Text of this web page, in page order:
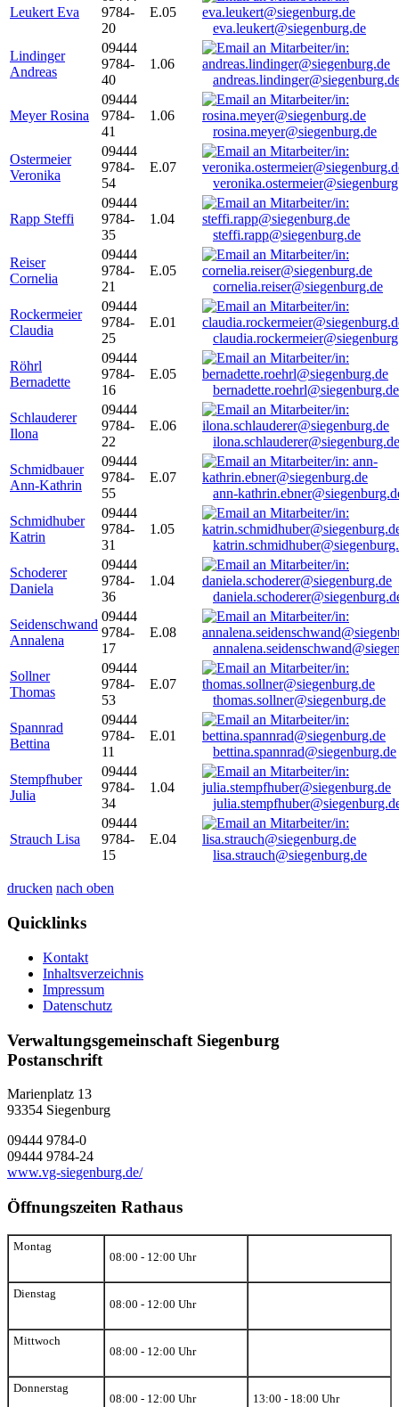
Leukert Eva
9784-
20
E.05
eva.leukert@siegenburg.de
Lindinger
Andreas
09444
9784-
40
1.06
Meyer Rosina
09444
9784-
41
1.06
rosina.meyer@siegenburg.de
Ostermeier
Veronika
09444
9784-
54
E.07
Rapp Steffi
09444
9784-
35
1.04
steffi.rapp@siegenburg.de
Reiser
Cornelia
09444
9784-
21
E.05
cornelia.reiser@siegenburg.de
Rockermeier
Claudia
09444
9784-
25
E.01
Röhrl
Bernadette
09444
9784-
16
E.05
bernadette.roehrl@siegenburg.de
Schlauderer
Ilona
09444
9784-
22
E.06
ilona.schlauderer@siegenburg.de
Schmidbauer
Ann-Kathrin
09444
9784-
55
E.07
ann-
Schmidhuber
Katrin
09444
9784-
31
1.05
Schoderer
Daniela
09444
9784-
36
1.04
Seidenschwand
Annalena
09444
9784-
17
E.08
Sollner
Thomas
09444
9784-
53
E.07
thomas.sollner@siegenburg.de
Spannrad
Bettina
09444
9784-
11
E.01
bettina.spannrad@siegenburg.de
Stempfhuber
Julia
09444
9784-
34
1.04
Strauch Lisa
09444
9784-
15
E.04
lisa.strauch@siegenburg.de
drucken nach oben
Quicklinks
Kontakt
Inhaltsverzeichnis
Impressum
Datenschutz
Verwaltungsgemeinschaft Siegenburg
Postanschrift
Marienplatz 13
93354 Siegenburg
09444 9784-0
09444 9784-24
www.vg-siegenburg.de/
Öffnungszeiten Rathaus
Montag
08:00 - 12:00 Uhr
Dienstag
08:00 - 12:00 Uhr
Mittwoch
08:00 - 12:00 Uhr
Donnerstag
08:00 - 12:00 Uhr
13:00 - 18:00 Uhr